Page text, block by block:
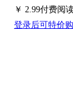
￥ 2.99付费阅
登录后可特价